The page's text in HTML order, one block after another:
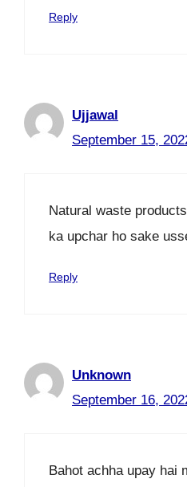
Reply
Ujjawal
September 15,
Natural waste
ka upchar ho sake
Reply
Unknown
September 16,
Bahot achha upay hai